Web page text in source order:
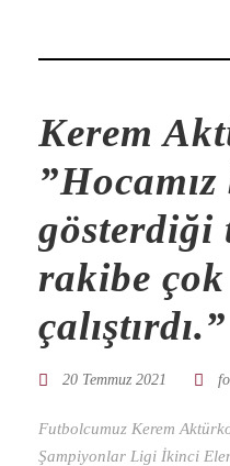
Kerem
”Hocamız
gösterdiği
rakibe
çalıştırdı.”
20 Temmuz 2021
Futbolcumuz Kerem
Şampiyonlar Ligi İkinci